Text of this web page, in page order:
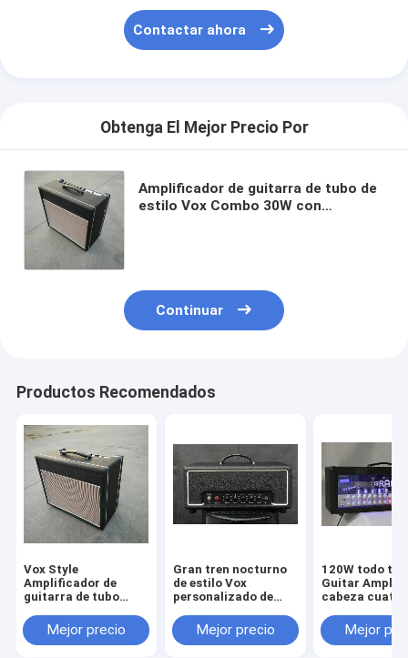
Contactar ahora
Obtenga El Mejor Precio Por
Amplificador de guitarra de tubo de
estilo Vox Combo 30W con
Continuar
Productos Recomendados
Vox Style
Amplificador de
guitarra de tubo
15W con
reverberación 1 * 10
Mejor precio
Gran tren nocturno
de estilo Vox
personalizado de
de amplificador de
tubos 12ax7 tubos
Mejor precio
120W todo
Guitar
cabeza cuatro
AMP HI GAIN
AMPs
Mejor